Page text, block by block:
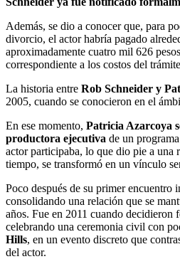
Además, se dio a conocer que, para
divorcio, el actor habría pagado
aproximadamente cuatro mil 626
correspondiente a los costos del
La historia entre Rob Schneider y
2005, cuando se conocieron en el
En ese momento, Patricia Azarcoya
productora ejecutiva de un
actor participaba, lo que dio pie a una
tiempo, se transformó en un vínculo
Poco después de su primer encuentro
consolidando una relación que se
años. Fue en 2011 cuando decidieron
celebrando una ceremonia civil con
Hills, en un evento discreto que
del actor.